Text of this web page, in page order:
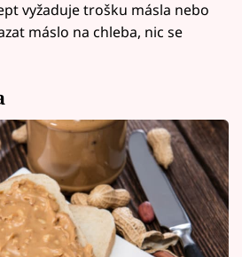
vyžaduje trošku másla nebo
máslo na chleba, nic se